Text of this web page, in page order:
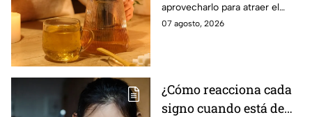
aprovecharlo para atraer el
amor con estos sencillos
07 agosto, 2026
¿Cómo reacciona cada
signo cuando está de